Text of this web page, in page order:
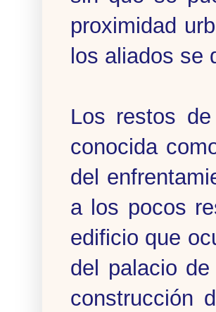
proximidad
los aliados se
Los restos
conocida
del
a los pocos
edificio que
del palacio
construcción